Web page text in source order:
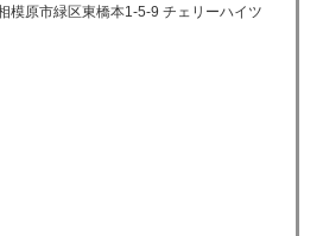
模原市緑区東橋本1-5-9 チェリーハイツ